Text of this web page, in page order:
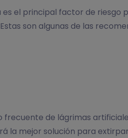
el principal factor de riesgo
son algunas de las
de lágrimas
la mejor solución para